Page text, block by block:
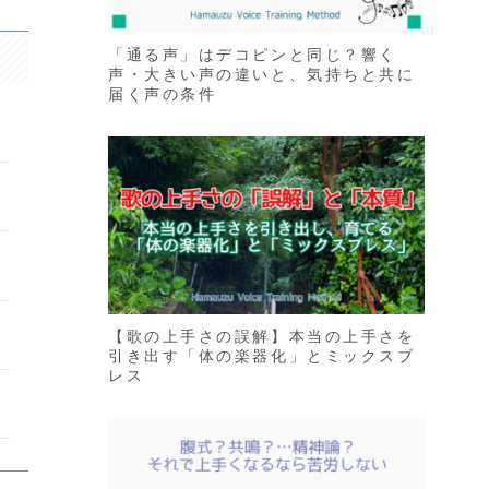
「通る声」はデコピンと同じ？響く
声・大きい声の違いと、気持ちと共に
届く声の条件
【歌の上手さの誤解】本当の上手さを
引き出す「体の楽器化」とミックスブ
レス